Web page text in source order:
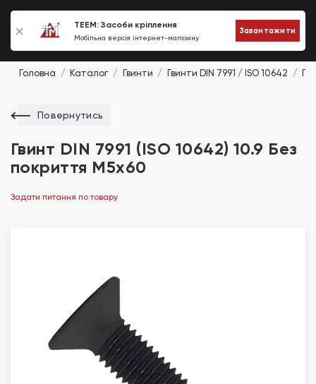
TEEM: Засоби кріплення
Мобільна версія інтернет-магазину
Завантажити
0
Головна Каталог Гвинти Гвинти DIN 7991 / ISO 10642
Повернутись
Гвинт DIN 7991 (ISO 10642) 10.9 Без
покриття М5х60
Задати питання по товару